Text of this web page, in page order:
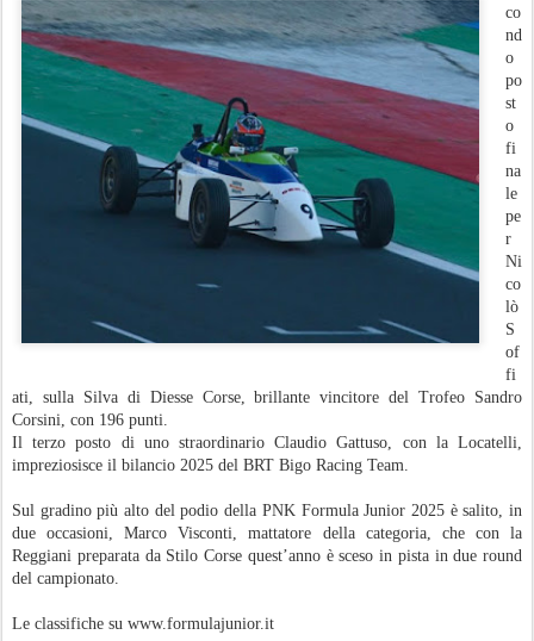
co
nd
o
po
st
o
fi
na
le
pe
r
Ni
co
lò
S
of
fi
ati, sulla Silva di Diesse Corse, brillante vincitore del Trofeo Sandro
Corsini, con 196 punti.
Il terzo posto di uno straordinario Claudio Gattuso, con la Locatelli,
impreziosisce il bilancio 2025 del BRT Bigo Racing Team.
Sul gradino più alto del podio della PNK Formula Junior 2025 è salito, in
due occasioni, Marco Visconti, mattatore della categoria, che con la
Reggiani preparata da Stilo Corse quest’anno è sceso in pista in due round
del campionato.
Le classifiche su www.formulajunior.it